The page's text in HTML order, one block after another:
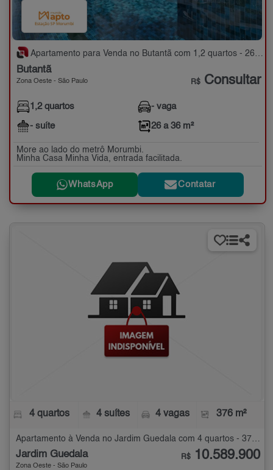
Apartamento para Venda no Butantã com 1,2 quartos - 26 a 36 m²
Butantã
Zona Oeste - São Paulo R$ Consultar
1,2 quartos
- suíte
- vaga
26 a 36 m²
More ao lado do metrô Morumbi.
Minha Casa Minha Vida, entrada facilitada.
WhatsApp Contatar
4 quartos 4 suítes 4 vagas 376 m²
Apartamento à Venda no Jardim Guedala com 4 quartos - 376 m²
Jardim Guedala
Zona Oeste - São Paulo
R$ 10.589.900